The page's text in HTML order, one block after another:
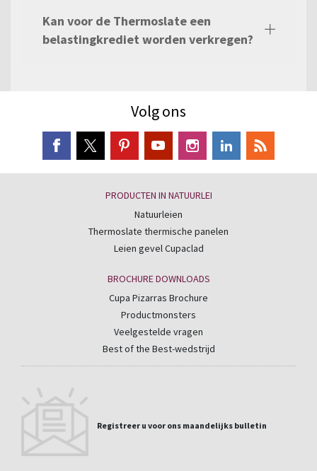
Kan voor de Thermoslate een
belastingkrediet worden verkregen?
Volg ons
PRODUCTEN IN NATUURLEI
Natuurleien
Thermoslate thermische panelen
Leien gevel Cupaclad
BROCHURE DOWNLOADS
Cupa Pizarras Brochure
Productmonsters
Veelgestelde vragen
Best of the Best-wedstrijd
Registreer u voor ons maandelijks bulletin